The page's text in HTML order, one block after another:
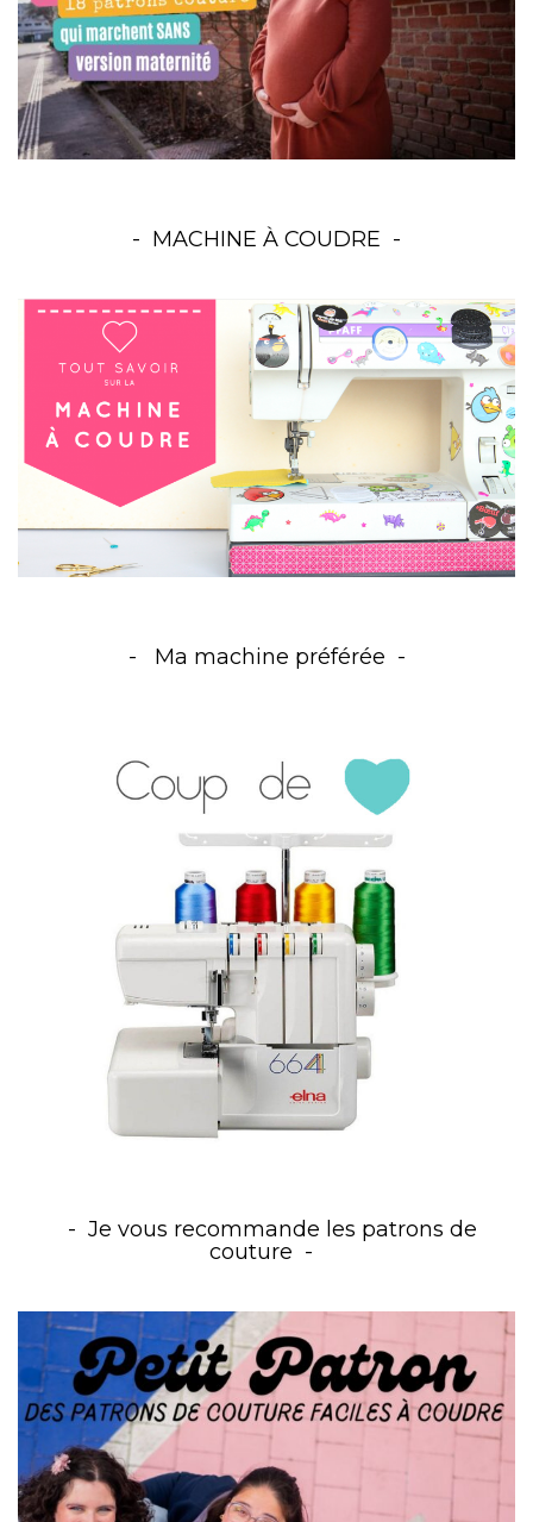
MACHINE À COUDRE
Ma machine préférée
Je vous recommande les patrons de
couture